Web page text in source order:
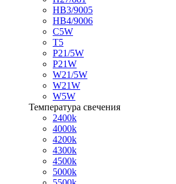
HB3/9005
HB4/9006
C5W
T5
P21/5W
P21W
W21/5W
W21W
W5W
Температура свечения
2400k
4000k
4200k
4300k
4500k
5000k